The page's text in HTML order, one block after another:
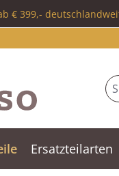
springen
€ 399,-
Ersatzteilarten